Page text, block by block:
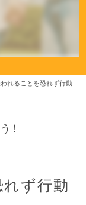
ることを恐れず行動しよう！
！
ず行動